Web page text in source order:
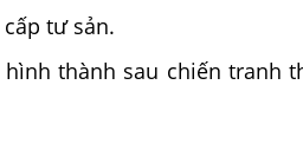
tư sản.
thành sau chiến tranh